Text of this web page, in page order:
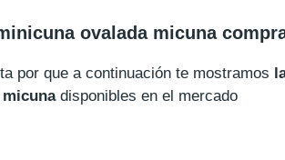
ovalada micuna
por que a continuación te mostramos
disponibles en el mercado